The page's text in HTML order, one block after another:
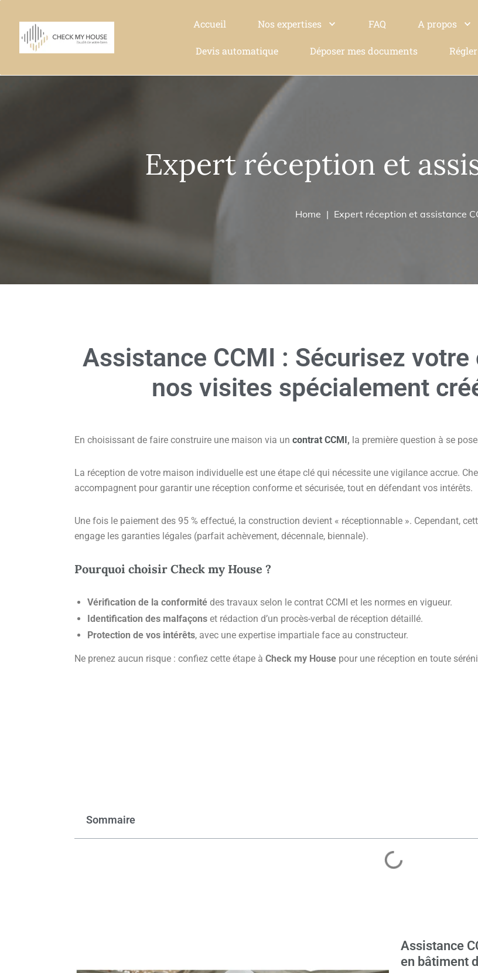
Accueil Nos expertises FAQ A propos
Devis automatique Déposer mes documents
Expert réception et
Home Expert réception et assistance
Assistance CCMI : Sécurisez votre
nos visites spécialement
En choisissant de faire construire une maison via un contrat CCMI, la première question à se
La réception de votre maison individuelle est une étape clé qui nécessite une vigilance accrue.
accompagnent pour garantir une réception conforme et sécurisée, tout en défendant vos intérêts.
Une fois le paiement des 95 % effectué, la construction devient « réceptionnable ». Cependant,
engage les garanties légales (parfait achèvement, décennale, biennale).
Pourquoi choisir Check my House ?
Vérification de la conformité des travaux selon le contrat CCMI et les normes en vigueur.
Identification des malfaçons et rédaction d’un procès-verbal de réception détaillé.
Protection de vos intérêts, avec une expertise impartiale face au constructeur.
Ne prenez aucun risque : confiez cette étape à Check my House pour une réception en toute
Sommaire
Assistance
en bâtiment